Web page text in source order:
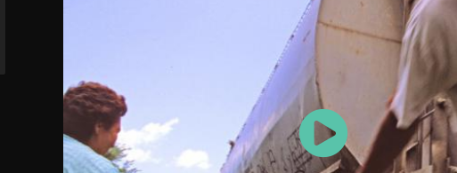
Lancer la vidéo